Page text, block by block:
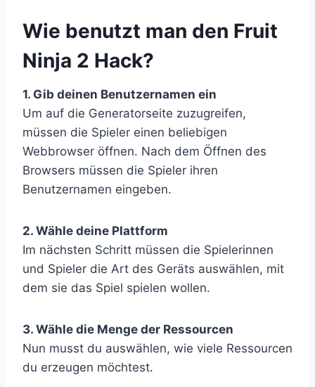
​Wie benutzt man den Fruit
Ninja 2 Hack?
1. Gib deinen Benutzernamen ein
Um auf die Generatorseite zuzugreifen,
müssen die Spieler einen beliebigen
Webbrowser öffnen. Nach dem Öffnen des
Browsers müssen die Spieler ihren
Benutzernamen eingeben.
2. Wähle deine Plattform
Im nächsten Schritt müssen die Spielerinnen
und Spieler die Art des Geräts auswählen, mit
dem sie das Spiel spielen wollen.
3. Wähle die Menge der Ressourcen
Nun musst du auswählen, wie viele Ressourcen
du erzeugen möchtest.